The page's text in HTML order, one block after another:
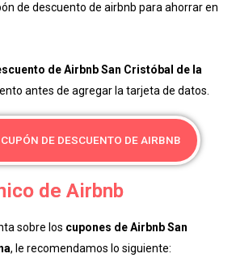
de descuento de airbnb para ahorrar en
de Airbnb San Cristóbal de la
antes de agregar la tarjeta de datos.
DE DESCUENTO DE AIRBNB
de Airbnb
sobre los cupones de Airbnb San
, le recomendamos lo siguiente: